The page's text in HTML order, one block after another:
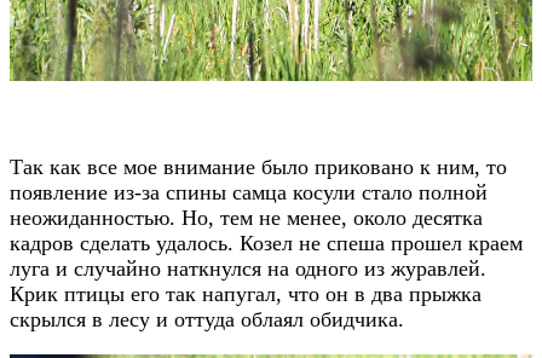
Так как все мое внимание было приковано к ним, то
появление из-за спины самца косули стало полной
неожиданностью. Но, тем не менее, около десятка
кадров сделать удалось. Козел не спеша прошел краем
луга и случайно наткнулся на одного из журавлей.
Крик птицы его так напугал, что он в два прыжка
скрылся в лесу и оттуда облаял обидчика.